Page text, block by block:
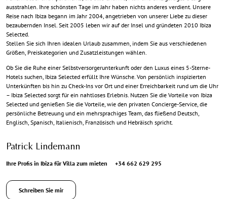
ausstrahlen. Ihre schönsten Tage im Jahr haben nichts anderes verdient. Unsere
Reise nach Ibiza begann im Jahr 2004, angetrieben von unserer Liebe zu dieser
bezaubernden Insel. Seit 2005 leben wir auf der Insel und gründeten 2010 Ibiza
Selected.
Stellen Sie sich Ihren idealen Urlaub zusammen, indem Sie aus verschiedenen
Größen, Preiskategorien und Zusatzleistungen wählen.
Ob Sie die Ruhe einer Selbstversorgerunterkunft oder den Luxus eines 5-Sterne-
Hotels suchen, Ibiza Selected erfüllt Ihre Wünsche. Von persönlich inspizierten
Unterkünften bis hin zu Check-Ins vor Ort und einer Erreichbarkeit rund um die Uhr
– Ibiza Selected sorgt für ein nahtloses Erlebnis. Nutzen Sie die Vorteile von Ibiza
Selected und genießen Sie die Vorteile, wie den privaten Concierge-Service, die
persönliche Betreuung und ein mehrsprachiges Team, das fließend Deutsch,
Englisch, Spanisch, Italienisch, Französisch und Hebräisch spricht.
Patrick Lindemann
Ihre Profis in Ibiza für Villa zum mieten +34 662 629 295
Schreiben Sie mir